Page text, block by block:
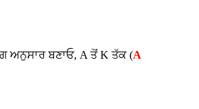
ਅਨੁਸਾਰ ਬਣਾਓ, A ਤੋਂ K ਤੱਕ (A